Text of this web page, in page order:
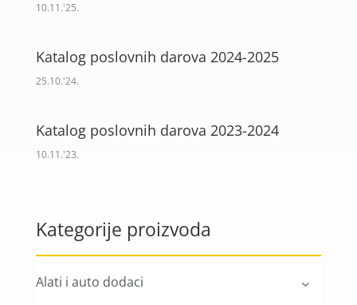
10.11.'25.
Katalog poslovnih darova 2024-2025
25.10.'24.
Katalog poslovnih darova 2023-2024
10.11.'23.
Kategorije proizvoda
Alati i auto dodaci